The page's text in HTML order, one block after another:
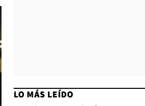
LO MÁS LEÍDO